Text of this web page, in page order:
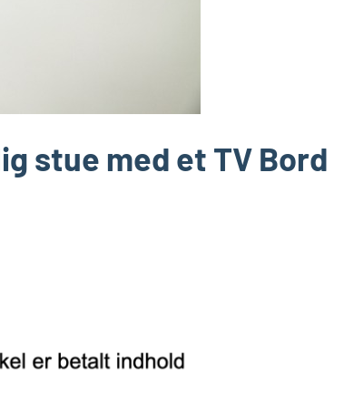
stue med et TV Bord